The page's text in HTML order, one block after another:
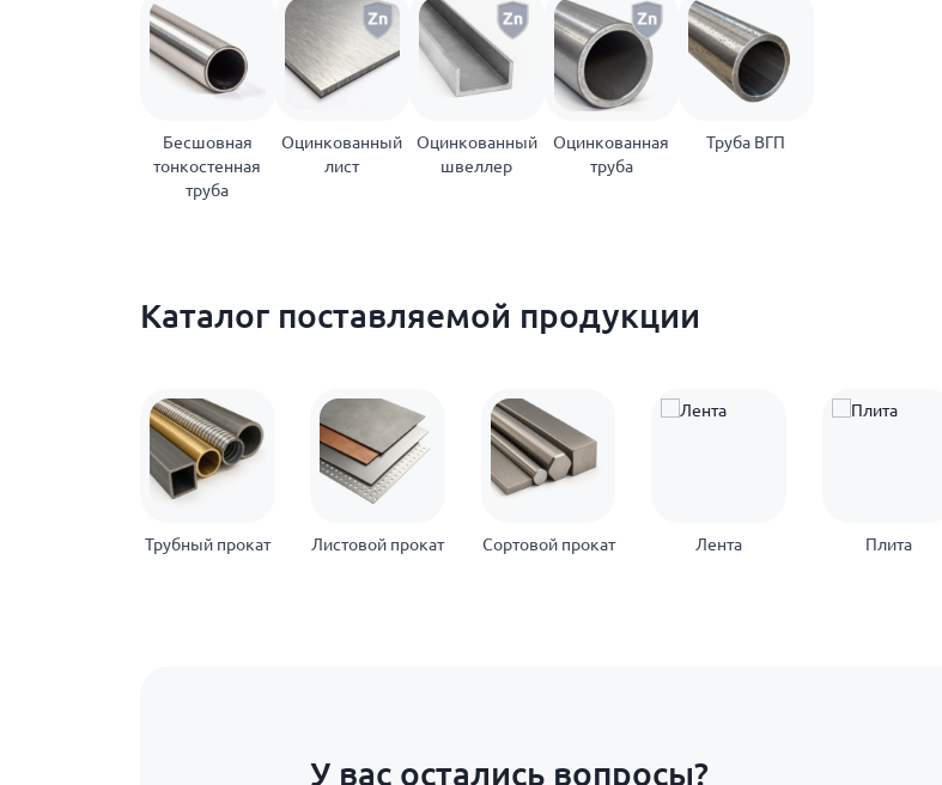
Бесшовная
тонкостенная
труба
Оцинкованный
лист
Оцинкованный
швеллер
Оцинкованная
труба
Труба ВГП
Каталог поставляемой продукции
Трубный прокат Листовой прокат Сортовой прокат Лента Плита
У вас остались вопросы?